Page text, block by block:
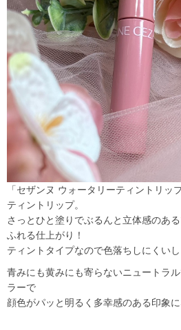
「セザンヌ ウォータリーティントリッ
ティントリップ。
さっとひと塗りでぶるんと立体感のあ
ふれる仕上がり！
ティントタイプなので色落ちしにくい
青みにも黄みにも寄らないニュートラ
ラーで
顔色がパッと明るく多幸感のある印象に